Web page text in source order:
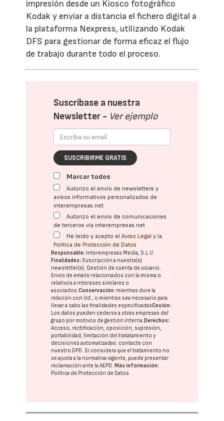
impresión desde un Kiosco fotográfico
Kodak y enviar a distancia el fichero digital a
la plataforma Nexpress, utilizando Kodak
DFS para gestionar de forma eficaz el flujo
de trabajo durante todo el proceso.
Suscríbase a nuestra
Newsletter - Ver ejemplo
SUSCRIBIRME GRATIS
Marcar todos
Autorizo el envío de newsletters y
avisos informativos personalizados de
interempresas.net
Autorizo el envío de comunicaciones
de terceros vía interempresas.net
He leído y acepto elAviso Legal y la
Política de Protección de Datos
Responsable: Interempresas Media, S.L.U.
Finalidades: Suscripción a nuestra(s)
newsletter(s). Gestión de cuenta de usuario.
Envío de emails relacionados con la misma o
relativos a intereses similares o
asociados.Conservación: mientras dure la
relación con Ud., o mientras sea necesario para
llevar a cabo las finalidades especificadasCesión:
Los datos pueden cederse a otras empresas del
grupo por motivos de gestión interna.Derechos:
Acceso, rectificación, oposición, supresión,
portabilidad, limitación del tratatamiento y
decisiones automatizadas: contacte con
nuestro DPD. Si considera que el tratamiento no
se ajusta a la normativa vigente, puede presentar
reclamación ante laAEPD.Más información:
Política de Protección de Datos